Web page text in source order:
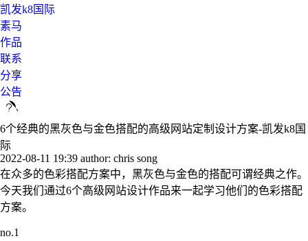
凯发k8国际
素马
作品
联系
分享
公告
6个经典的黑灰色与金色搭配的高级网站定制设计方案-凯发k8国
际
2022-08-11 19:39 author: chris song
在众多的色彩搭配方案中，黑灰色与金色的搭配可谓经典之作。
今天我们通过6个高级网站设计作品来一起学习他们的色彩搭配
方案。
no.1